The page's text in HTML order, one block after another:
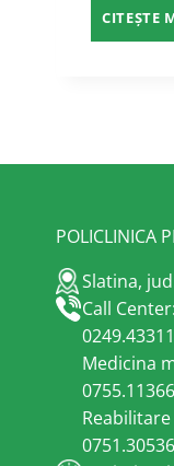
CITEȘTE
POLICLINICA
Slatina,
Call Center:
Medicina